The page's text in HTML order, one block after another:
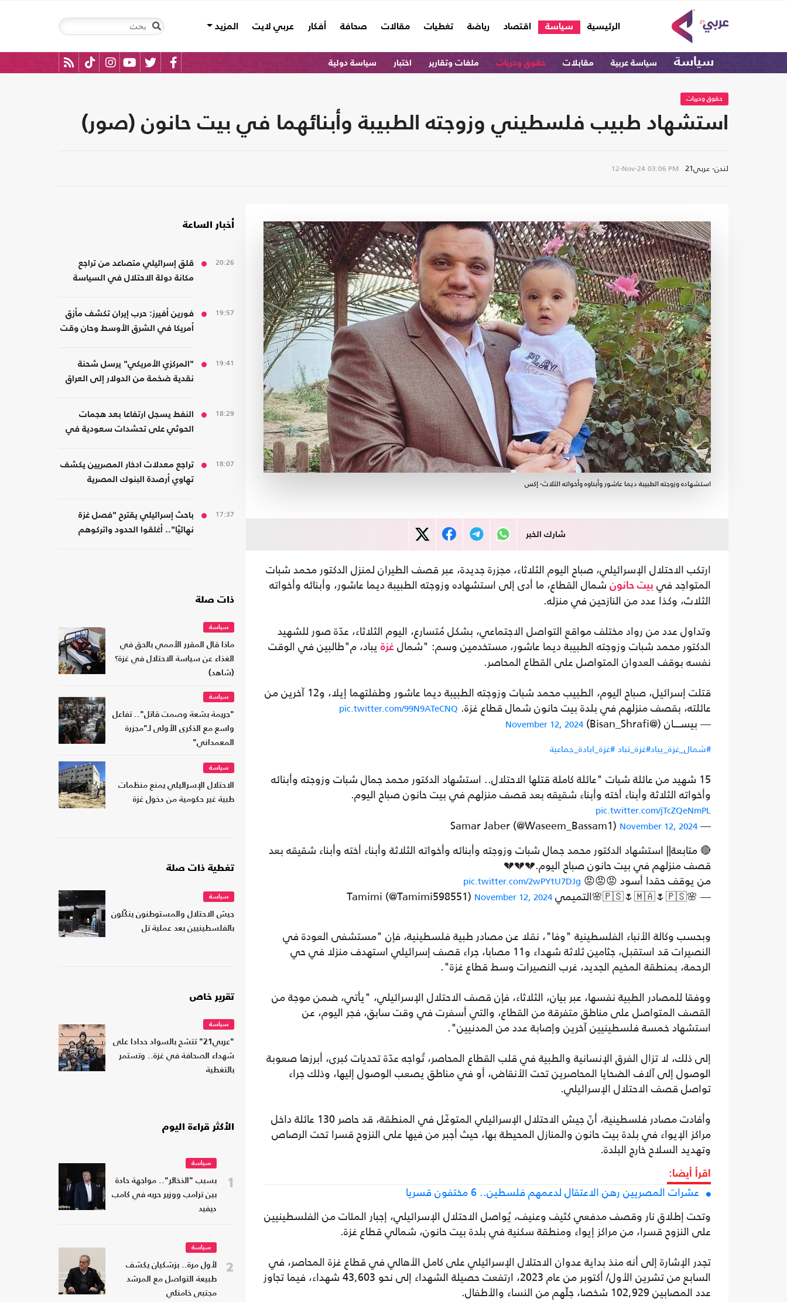
الرئيسية
(current) سياسة اقتصاد رياضة تغطيات مقالات صحافة أفكار عربي لايت المزيد
سياسة سياسة عربية مقابلات حقوق وحريات ملفات وتقارير اختبار سياسة دولية
حقوق وحريات
استشهاد طبيب فلسطيني وزوجته الطبيبة وأبنائهما في بيت حانون (صور)
لندن- عربي21 12-Nov-24 03:06 PM
استشهاده وزوجته الطبيبة ديما عاشور وأبناوه وأخواته الثلاث- إكس
شارك الخبر
ارتكب الاحتلال الإسرائيلي، صباح اليوم الثلاثاء، مجزرة جديدة، عبر قصف الطيران لمنزل الدكتور محمد شبات
المتواجد في بيت حانون شمال القطاع، ما أدى إلى استشهاده وزوجته الطبيبة ديما عاشور، وأبنائه وأخواته
الثلاث، وكذا عدد من النازحين في منزله.
وتداول عدد من رواد مختلف مواقع التواصل الاجتماعي، بشكل مُتسارع، اليوم الثلاثاء، عدّة صور للشهيد
الدكتور محمد شبات وزوجته الطبيبة ديما عاشور، مستخدمين وسم: "شمال غزة يباد، م"طالبين في الوقت
نفسه بوقف العدوان المتواصل على القطاع المحاصر.
قتلت إسرائيل، صباح اليوم، الطبيب محمد شبات وزوجته الطبيبة ديما عاشور وطفلتهما إيلا، و12 آخرين من
عائلته، بقصف منزلهم في بلدة بيت حانون شمال قطاع غزة. pic.twitter.com/99N9ATeCNQ
— بيســــان (@Bisan_Shrafi)
November 12, 2024
#شمال_غزة_يباد#غزة_تباد #غزة_ابادة_جماعية
15 شهيد من عائلة شبات "عائلة كاملة قتلها الاحتلال.. استشهاد الدكتور محمد جمال شبات وزوجته وأبنائه
وأخواته الثلاثة وأبناء أخته وأبناء شقيقه بعد قصف منزلهم في بيت حانون صباح اليوم.
pic.twitter.com/jTcZQeNmPL
— Samar Jaber (@Waseem_Bassam1)
November 12, 2024
🔴 متابعة|| استشهاد الدكتور محمد جمال شبات وزوجته وأبنائه وأخواته الثلاثة وأبناء أخته وأبناء شقيقه بعد
قصف منزلهم في بيت حانون صباح اليوم.💔💔💔
من يوقف حقدا أسود 😡😡😡 pic.twitter.com/2wPYtU7DJg
— 🌸🇵🇸🌷🇲🇦🌷🇵🇸🌸التميمي Tamimi (@Tamimi598551) November 12, 2024
وبحسب وكالة الأنباء الفلسطينية "وفا"، نقلا عن مصادر طبية فلسطينية، فإن "مستشفى العودة في
النصيرات قد استقبل، جثامين ثلاثة شهداء و11 مصابا، جراء قصف إسرائيلي استهدف منزلا في حي
الرحمة، بمنطقة المخيم الجديد، غرب النصيرات وسط قطاع غزة".
ووفقا للمصادر الطبية نفسها، عبر بيان، الثلاثاء، فإن قصف الاحتلال الإسرائيلي، "يأتي، ضمن موجة من
القصف المتواصل على مناطق متفرقة من القطاع، والتي أسفرت في وقت سابق، فجر اليوم، عن
استشهاد خمسة فلسطينيين آخرين وإصابة عدد من المدنيين".
إلى ذلك، لا تزال الفرق الإنسانية والطبية في قلب القطاع المحاصر، تُواجه عدّة تحديات كبرى، أبرزها صعوبة
الوصول إلى آلاف الضحايا المحاصرين تحت الأنقاض، أو في مناطق يصعب الوصول إليها، وذلك جراء
تواصل قصف الاحتلال الإسرائيلي.
وأفادت مصادر فلسطينية، أنّ جيش الاحتلال الإسرائيلي المتوغّل في المنطقة، قد حاصر 130 عائلة داخل
مراكز الإيواء في بلدة بيت حانون والمنازل المحيطة بها، حيث أجبر من فيها على النزوح قسرا تحت الرصاص
وتهديد السلاح خارج البلدة.
اقرأ أيضا:
عشرات المصريين رهن الاعتقال لدعمهم فلسطين.. 6 مختفون قسريا
وتحت إطلاق نار وقصف مدفعي كثيف وعنيف، يُواصل الاحتلال الإسرائيلي، إجبار المئات من الفلسطينيين
على النزوح قسرا، من مراكز إيواء ومنطقة سكنية في بلدة بيت حانون، شمالي قطاع غزة.
تجدر الإشارة إلى أنه منذ بداية عدوان الاحتلال الإسرائيلي على كامل الأهالي في قطاع غزة المحاصر، في
السابع من تشرين الأول/ أكتوبر من عام 2023، ارتفعت حصيلة الشهداء إلى نحو 43,603 شهداء، فيما تجاوز
عدد المصابين 102,929 شخصا، جلّهم من النساء والأطفال.
أخبار الساعة
20:26
قلق إسرائيلي متصاعد من تراجع
مكانة دولة الاحتلال في السياسة
19:57
فورين أفيرز: حرب إيران تكشف مأزق
أمريكا في الشرق الأوسط وحان وقت
19:41
"المركزي الأمريكي" يرسل شحنة
نقدية ضخمة من الدولار إلى العراق
18:29
النفط يسجل ارتفاعا بعد هجمات
الحوثي على تحشدات سعودية في
18:07
تراجع معدلات ادخار المصريين يكشف
تهاوي أرصدة البنوك المصرية
17:37
باحث إسرائيلي يقترح "فصل غزة
نهائيًا".. أغلقوا الحدود واتركوهم
ذات صلة
سياسة
ماذا قال المقرر الأممي بالحق في
الغذاء عن سياسة الاحتلال في غزة؟
(شاهد)
سياسة
"جريمة بشعة وصمت قاتل".. تفاعل
واسع مع الذكرى الأولى لـ"مجزرة
المعمداني"
سياسة
الاحتلال الإسرائيلي يمنع منظمات
طبية غير حكومية من دخول غزة
تغطية ذات صلة
سياسة
جيش الاحتلال والمستوطنون ينكّلون
بالفلسطينيين بعد عملية تل
تقرير خاص
سياسة
"عربي21" تتشح بالسواد حدادا على
شهداء الصحافة في غزة.. وتستمر
بالتغطية
الأكثر قراءة اليوم
1
سياسة
بسبب "الذخائر".. مواجهة حادة
بين ترامب ووزير حربه في كامب
ديفيد
2
سياسة
لأول مرة.. بزشكيان يكشف
طبيعة التواصل مع المرشد
مجتبى خامنئي